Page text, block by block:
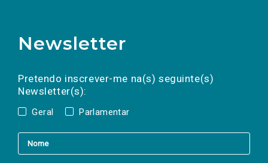
Newsletter
Pretendo inscrever-me na(s) seguinte(s)
Newsletter(s):
Geral Parlamentar
a(s) newsletter(s).
mail